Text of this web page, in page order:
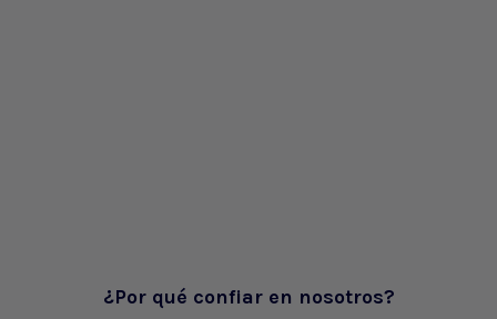
¿Por qué confiar en nosotros?